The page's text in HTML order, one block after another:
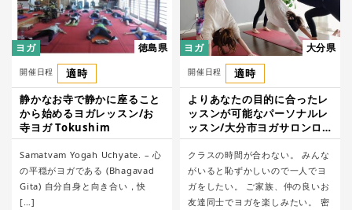
ヨガ 徳島県
開催日程
適時
静かなお寺で静かに座ること
から始めるヨガレッスン/お
寺ヨガ Tokushim
Samatvam Yogah Uchyate. – 心
の平穏がヨガである (Bhagavad
Gita) 自分自身と向き合い，快
[…]
ヨガ 大分県
開催日程
適時
よりあなたの目的に合ったレ
ッスンが可能なパーソナルレ
ッスン/大分市ヨガサロンロ
コ
クラスの時間が合わない。 みんな
がいると恥ずかしいので一人でヨ
ガをしたい。 ご家族、仲の良いお
友達同士でヨガを楽しみたい。 密